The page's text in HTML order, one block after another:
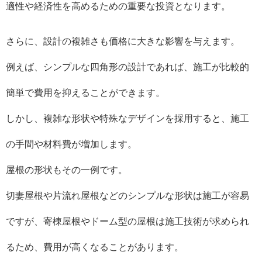
適性や経済性を高めるための重要な投資となります。
さらに、設計の複雑さも価格に大きな影響を与えます。
例えば、シンプルな四角形の設計であれば、施工が比較的
簡単で費用を抑えることができます。
しかし、複雑な形状や特殊なデザインを採用すると、施工
の手間や材料費が増加します。
屋根の形状もその一例です。
切妻屋根や片流れ屋根などのシンプルな形状は施工が容易
ですが、寄棟屋根やドーム型の屋根は施工技術が求められ
るため、費用が高くなることがあります。